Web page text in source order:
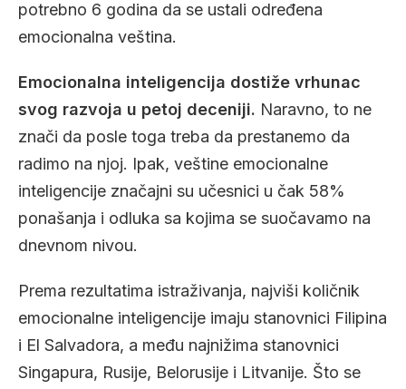
potrebno 6 godina da se ustali određena
emocionalna veština.
Emocionalna inteligencija dostiže vrhunac
svog razvoja u petoj deceniji. Naravno, to ne
znači da posle toga treba da prestanemo da
radimo na njoj. Ipak, veštine emocionalne
inteligencije značajni su učesnici u čak 58%
ponašanja i odluka sa kojima se suočavamo na
dnevnom nivou.
Prema rezultatima istraživanja, najviši količnik
emocionalne inteligencije imaju stanovnici Filipina
i El Salvadora, a među najnižima stanovnici
Singapura, Rusije, Belorusije i Litvanije. Što se